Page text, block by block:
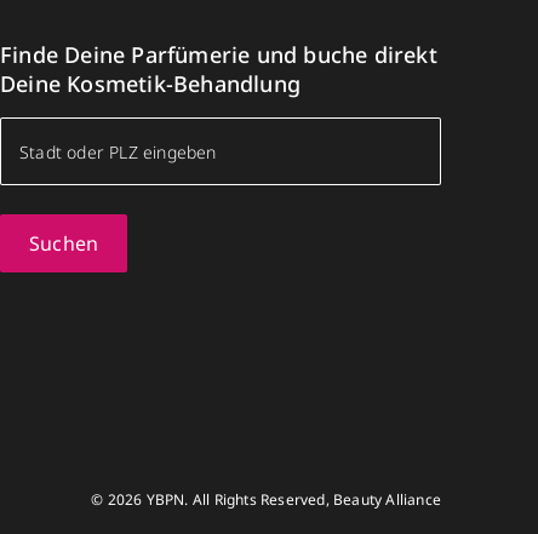
Finde Deine Parfümerie und buche direkt
Deine Kosmetik-Behandlung
Suchen
© 2026 YBPN. All Rights Reserved, Beauty Alliance